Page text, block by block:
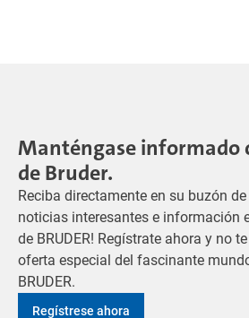
Manténgase informado
de Bruder.
Reciba directamente en su buzón
noticias interesantes e información
de BRUDER! Regístrate ahora y no
oferta especial del fascinante
BRUDER.
Regístrese ahora